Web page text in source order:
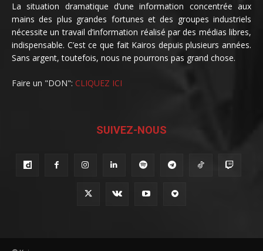
La situation dramatique d’une information concentrée aux
mains des plus grandes fortunes et des groupes industriels
nécessite un travail d’information réalisé par des médias libres,
indispensable. C’est ce que fait Kairos depuis plusieurs années.
Sans argent, toutefois, nous ne pourrons pas grand chose.
Faire un "DON": CLIQUEZ ICI
SUIVEZ-NOUS